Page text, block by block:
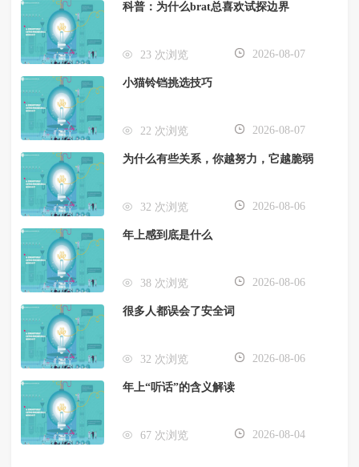
科普：为什么brat总喜欢试探边界
23 次浏览 2026-08-07
小猫铃铛挑选技巧
22 次浏览 2026-08-07
为什么有些关系，你越努力，它越脆弱
32 次浏览 2026-08-06
年上感到底是什么
38 次浏览 2026-08-06
很多人都误会了安全词
32 次浏览 2026-08-06
年上“听话”的含义解读
67 次浏览 2026-08-04